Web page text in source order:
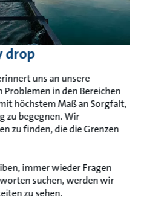
drop
uns an unsere
in den Bereichen
höchstem Maß an Sorgfalt,
zu begegnen. Wir
zu finden, die die Grenzen
immer wieder Fragen
suchen, werden wir
zu sehen.